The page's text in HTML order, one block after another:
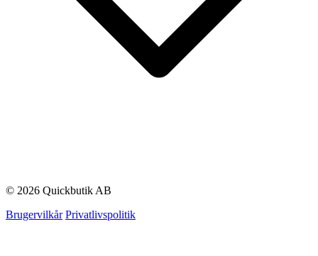
© 2026 Quickbutik AB
Brugervilkår Privatlivspolitik